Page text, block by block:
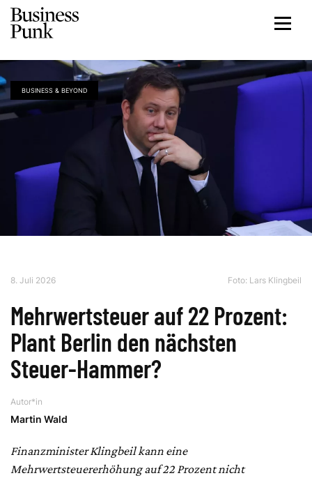
BUSINESS & BEYOND
8. Juli 2026 Foto: Lars Klingbeil
Mehrwertsteuer auf 22 Prozent:
Plant Berlin den nächsten
Steuer-Hammer?
Autor*in
Martin Wald
Finanzminister Klingbeil kann eine
Mehrwertsteuererhöhung auf 22 Prozent nicht